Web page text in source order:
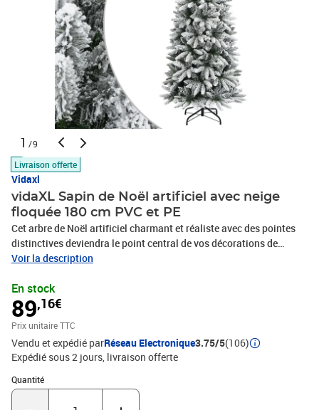
1 /9
Livraison offerte
Vidaxl
vidaXL Sapin de Noël artificiel avec neige
floquée 180 cm PVC et PE
Cet arbre de Noël artificiel charmant et réaliste avec des pointes
distinctives deviendra le point central de vos décorations de
vacances. Construction articulée : cet arbre de luxe a une
automatiquement à l'angle droit. Cela facilitera grandement la
mise en place de l'arbre dans sa forme parfaite et vous fera
également gagner du temps.Sapin de Noël touffu : le sapin de Noël
est conçu avec beaucoup de belles pointes en PVC et PE, donnant
à l'arbre un bel aspect réaliste avec un aspect touffu.Décoration de
neige floquée : le sapin de Noël est décoré de neige blanche
floquée artificielle pour créer une sensation hivernale
unique.Support robuste : l'arbre artificiel est composé d'un
Voir la description
En stock
89,16€
Prix unitaire TTC
Vendu et expédié parRéseau Electronique3.75/5(106)
Expédié sous 2 jours livraison offerte
Quantité
Quantité : 1